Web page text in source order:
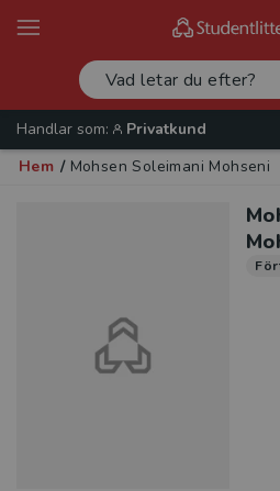
Handlar som:
Privatkund
Hem / Mohsen Soleimani Mohseni